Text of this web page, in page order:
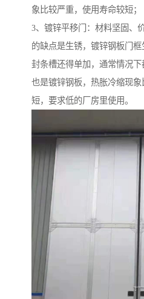
象比较严重，使用寿命较短；
3、镀锌平移门：材料坚固、
的缺点是生锈，镀锌钢板门
封条槽还得单加，通常情况
也是镀锌钢板，热胀冷缩现
短，要求低的厂房里使用。